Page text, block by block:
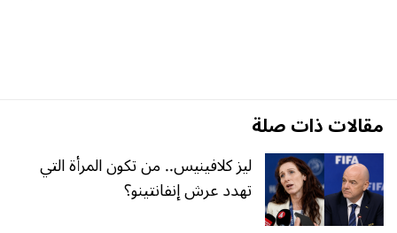
مقالات ذات صلة
ليز كلافينيس.. من تكون المرأة التي
تهدد عرش إنفانتينو؟